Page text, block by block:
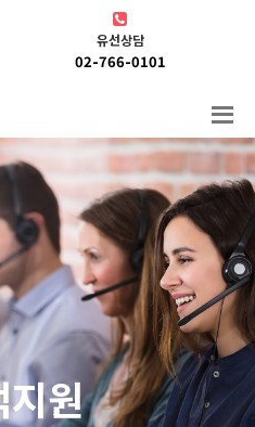
유선상담
02-766-0101
원